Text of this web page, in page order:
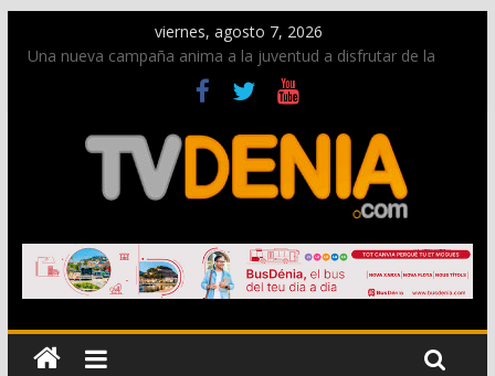
viernes, agosto 7, 2026
Una nueva campaña anima a la juventud a disfrutar de la
Paco Adsuar dona al Arxiu de Dénia más de 50.000 imágenes
de la memoria visual de la ciudad
La Entraeta Festera llena de ambiente la calle Marqués de
Campo con la recepción a la Capitanía Cristiana
El XII Festival de Jazz de Dénia reunirá durante agosto a
figuras nacionales e internacionales en los Jardins de
Torrecremada
Los Moros y Cristianos 2026 reciben las llaves de la ciudad y
dan inicio a las fiestas en Dénia